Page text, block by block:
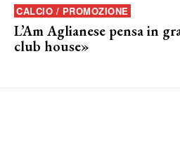
CALCIO / PROMOZIONE
L’Am Aglianese pensa in
club house»